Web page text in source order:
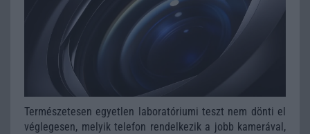
Természetesen egyetlen laboratóriumi teszt nem dönti el
véglegesen, melyik telefon rendelkezik a jobb kamerával,